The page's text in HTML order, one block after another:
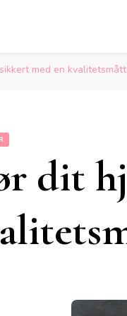
med en
dit